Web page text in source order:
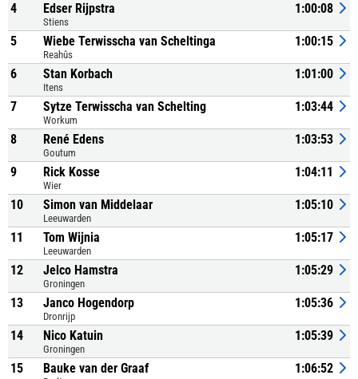
4 Edser Rijpstra
Stiens
1:00:08
5 Wiebe Terwisscha van Scheltinga
Reahûs
1:00:15
6 Stan Korbach
Itens
1:01:00
7 Sytze Terwisscha van Schelting
Workum
1:03:44
8 René Edens
Goutum
1:03:53
9 Rick Kosse
Wier
1:04:11
10 Simon van Middelaar
Leeuwarden
1:05:10
11 Tom Wijnia
Leeuwarden
1:05:17
12 Jelco Hamstra
Groningen
1:05:29
13 Janco Hogendorp
Dronrijp
1:05:36
14 Nico Katuin
Groningen
1:05:39
15 Bauke van der Graaf 1:06:52